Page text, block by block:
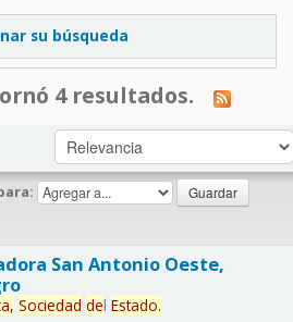
su búsqueda
4 resultados.
San Antonio Oeste,
Sociedad del Estado.